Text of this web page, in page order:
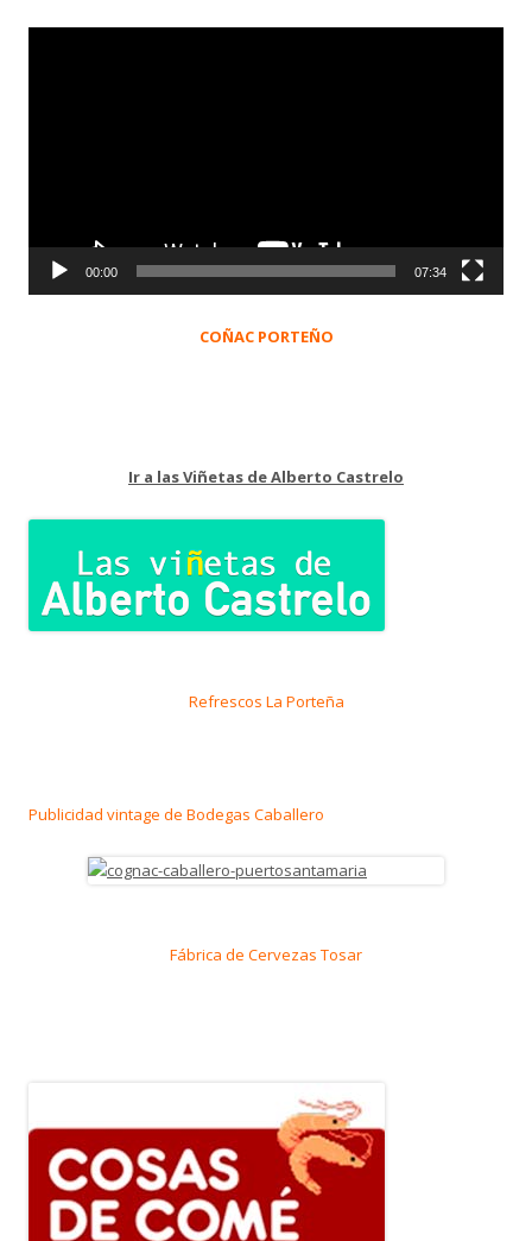
00:00 07:34
COÑAC PORTEÑO
Ir a las Viñetas de Alberto Castrelo
Refrescos La Porteña
Publicidad vintage de Bodegas Caballero
Fábrica de Cervezas Tosar